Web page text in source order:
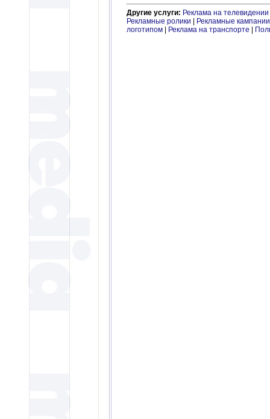
Другие услуги: Реклама на телевидении
Рекламные ролики | Рекламные кампании
логотипом | Реклама на транспорте |